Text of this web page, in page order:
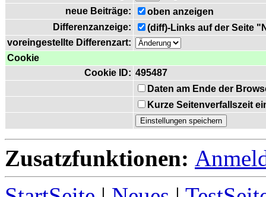
neue Beiträge:
oben anzeigen
Differenzanzeige:
(diff)-Links auf der Seite
voreingestellte Differenzart:
Cookie
Cookie ID: 495487
Daten am Ende der
Kurze Seitenverfallszeit
Zusatzfunktionen: